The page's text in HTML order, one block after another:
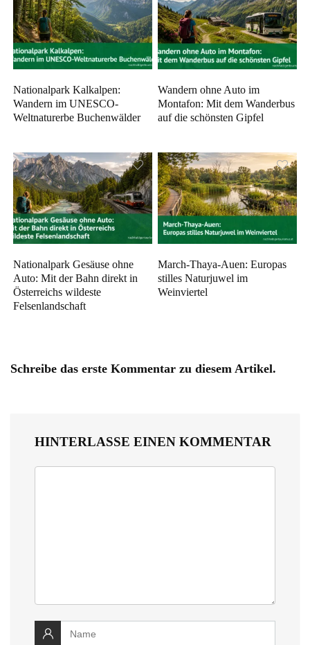
Nationalpark Kalkalpen:
Wandern im UNESCO-
Weltnaturerbe Buchenwälder
Wandern ohne Auto im
Montafon: Mit dem Wanderbus
auf die schönsten Gipfel
Nationalpark Gesäuse ohne
Auto: Mit der Bahn direkt in
Österreichs wildeste
Felsenlandschaft
March-Thaya-Auen: Europas
stilles Naturjuwel im
Weinviertel
Schreibe das erste Kommentar zu diesem Artikel.
HINTERLASSE EINEN KOMMENTAR